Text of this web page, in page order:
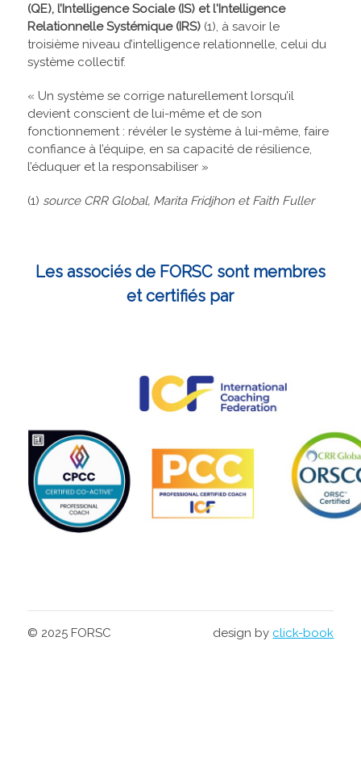
(QE), l’Intelligence Sociale (IS) et l'Intelligence
Relationnelle Systémique (IRS)(1), à savoir le
troisième niveau d’intelligence relationnelle, celui du
système collectif.
« Un système se corrige naturellement lorsqu’il
devient conscient de lui-même et de son
fonctionnement : révéler le système à lui-même, faire
confiance à l’équipe, en sa capacité de résilience,
l’éduquer et la responsabiliser »
(1) source CRR Global, Marita Fridjhon et Faith Fuller
Les associés de FORSC sont membres
et certifiés par
© 2025 FORSC design by click-book